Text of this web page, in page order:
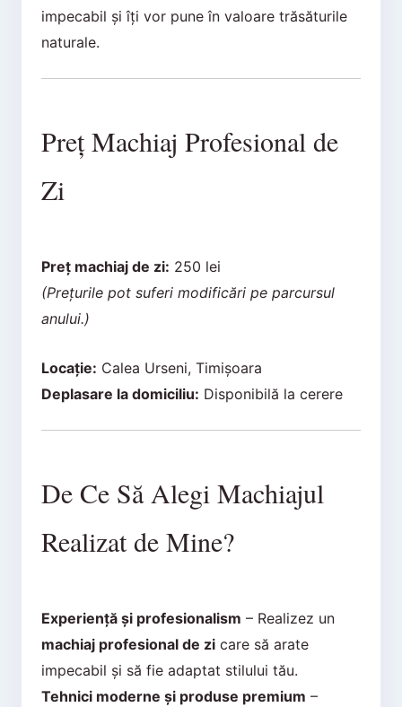
impecabil și îți vor pune în valoare trăsăturile
naturale.
Preț Machiaj Profesional de
Zi
Preț machiaj de zi: 250 lei
(Prețurile pot suferi modificări pe parcursul
anului.)
Locație: Calea Urseni, Timișoara
Deplasare la domiciliu: Disponibilă la cerere
De Ce Să Alegi Machiajul
Realizat de Mine?
Experiență și profesionalism – Realizez un
machiaj profesional de zicare să arate
impecabil și să fie adaptat stilului tău.
Tehnici moderne și produse premium –